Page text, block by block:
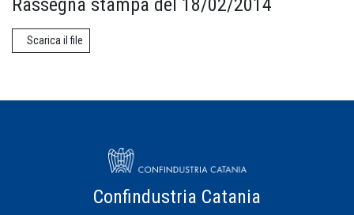
Rassegna stampa del 18/02/2014
Scarica il file
Confindustria Catania